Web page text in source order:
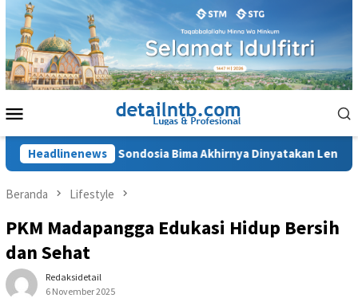
Loncat
konten
Mobile
Headlinenews
RSUD Sondosia Bima Akhirnya Dinyatakan Lengkap
Beranda Lifestyle
PKM Madapangga Edukasi Hidup Bersih
dan Sehat
Redaksidetail
6 November 2025